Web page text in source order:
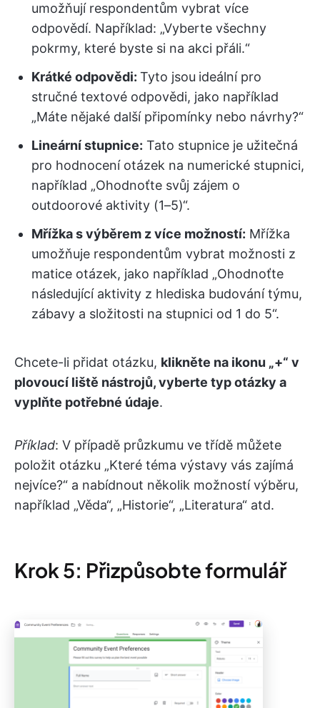
umožňují respondentům vybrat více
odpovědí. Například: „Vyberte všechny
pokrmy, které byste si na akci přáli.“
Krátké odpovědi: Tyto jsou ideální pro
stručné textové odpovědi, jako například
„Máte nějaké další připomínky nebo návrhy?“
Lineární stupnice: Tato stupnice je užitečná
pro hodnocení otázek na numerické stupnici,
například „Ohodnoťte svůj zájem o
outdoorové aktivity (1–5)“.
Mřížka s výběrem z více možností: Mřížka
umožňuje respondentům vybrat možnosti z
matice otázek, jako například „Ohodnoťte
následující aktivity z hlediska budování týmu,
zábavy a složitosti na stupnici od 1 do 5“.
Chcete-li přidat otázku, klikněte na ikonu „+“ v
plovoucí liště nástrojů, vyberte typ otázky a
vyplňte potřebné údaje.
Příklad: V případě průzkumu ve třídě můžete
položit otázku „Které téma výstavy vás zajímá
nejvíce?“ a nabídnout několik možností výběru,
například „Věda“, „Historie“, „Literatura“ atd.
Krok 5: Přizpůsobte formulář